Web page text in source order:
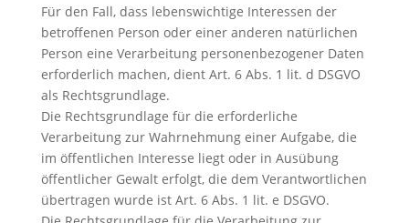
Für den Fall, dass lebenswichtige Interessen der
betroffenen Person oder einer anderen natürlichen
Person eine Verarbeitung personenbezogener Daten
erforderlich machen, dient Art. 6 Abs. 1 lit. d DSGVO
als Rechtsgrundlage.
Die Rechtsgrundlage für die erforderliche
Verarbeitung zur Wahrnehmung einer Aufgabe, die
im öffentlichen Interesse liegt oder in Ausübung
öffentlicher Gewalt erfolgt, die dem Verantwortlichen
übertragen wurde ist Art. 6 Abs. 1 lit. e DSGVO.